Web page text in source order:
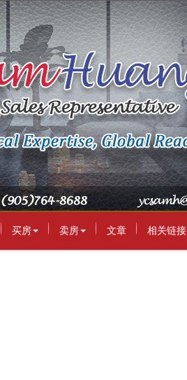
买房 卖房 文章 相关链接